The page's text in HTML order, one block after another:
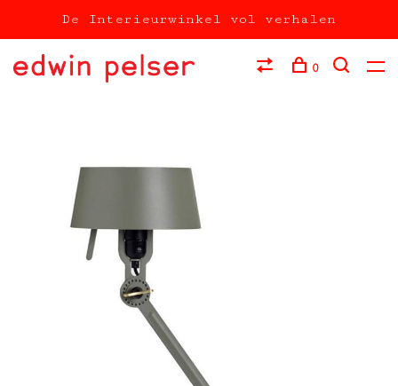
De Interieurwinkel vol verhalen
0